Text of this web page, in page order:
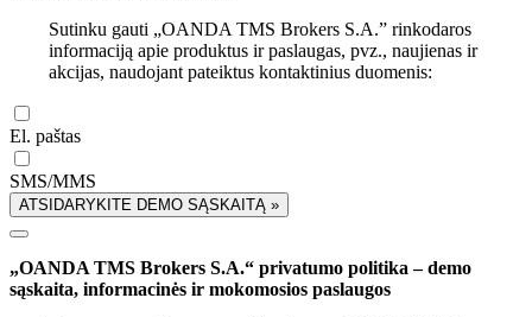
Sutinku gauti „OANDA TMS Brokers S.A.” rinkodaros
informaciją apie produktus ir paslaugas, pvz., naujienas ir
akcijas, naudojant pateiktus kontaktinius duomenis:
El. paštas
SMS/MMS
ATSIDARYKITE DEMO SĄSKAITĄ »
„OANDA TMS Brokers S.A.“ privatumo politika – demo
sąskaita, informacinės ir mokomosios paslaugos